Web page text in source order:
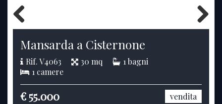
Previous Next
Mansarda a Cisternone
Rif. V4063 30 mq
1 bagni
1 camere
€ 55.000 vendita